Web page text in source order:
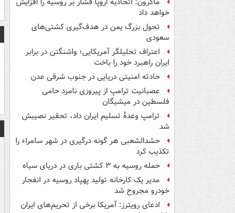
ماکرون: اتحادیه اروپا فشار بر روسیه را افزایش
خواهد داد
تحول بزرگ یمن در هدف‌گیری کشتی‌های
سعودی
اعتراف تحلیلگر آمریکایی؛ واشنگتن در برابر
ایران راهبرد خود را باخت
حادثه امنیتی دریایی در جنوب شرقی عدن
عصبانیت ترامپ از پیروزی نامزد حامی
فلسطین در میشیگان
ترامپ وعدۀ تسلیم ایران داد، تحقیر نصیبش
شد
حشدالشعبی هر گونه درگیری در شهر سامراء را
تکذیب کرد
حمله روسیه به ۳ کشتی باری در دریای سیاه
مدیر یک کارخانه تولید پهپاد روسیه در انفجار
خودرو مجروح شد
ادعای رویترز: آمریکا برخی از تحریم‌های ایران